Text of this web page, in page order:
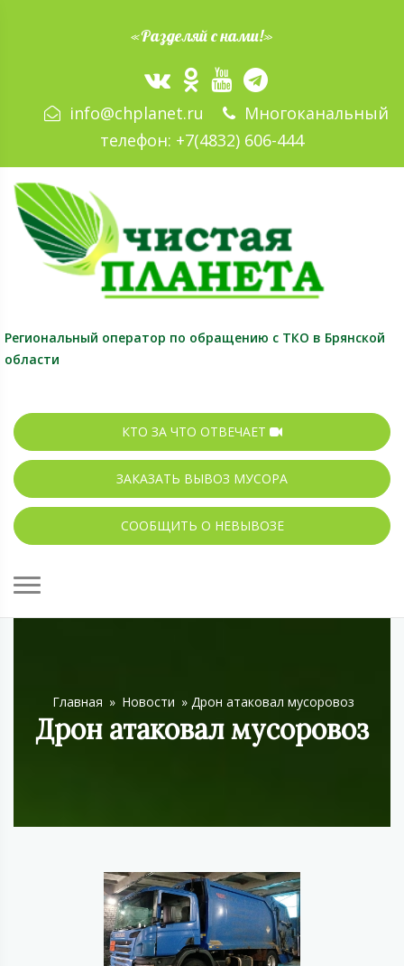
«Разделяй с нами!»
info@chplanet.ru
Многоканальный
телефон: +7(4832) 606-444
Региональный оператор по обращению с ТКО в Брянской
области
КТО ЗА ЧТО ОТВЕЧАЕТ
ЗАКАЗАТЬ ВЫВОЗ МУСОРА
СООБЩИТЬ О НЕВЫВОЗЕ
Главная » Новости » Дрон атаковал мусоровоз
Дрон атаковал мусоровоз